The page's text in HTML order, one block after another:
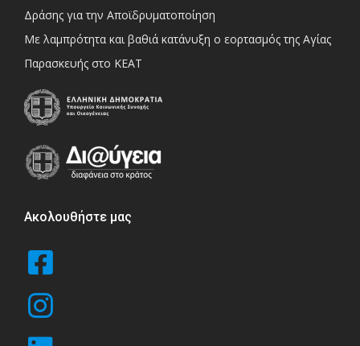
Δράσης για την Αποϊδρυματοποίηση
Με λαμπρότητα και βαθιά κατάνυξη ο εορτασμός της Αγίας
Παρασκευής στο ΚΕΑΤ
Ακολουθήστε μας